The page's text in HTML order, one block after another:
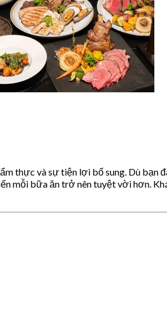
thực và sự tiện lợi bổ sung. Dù bạn
mỗi bữa ăn trở nên tuyệt vời hơn.